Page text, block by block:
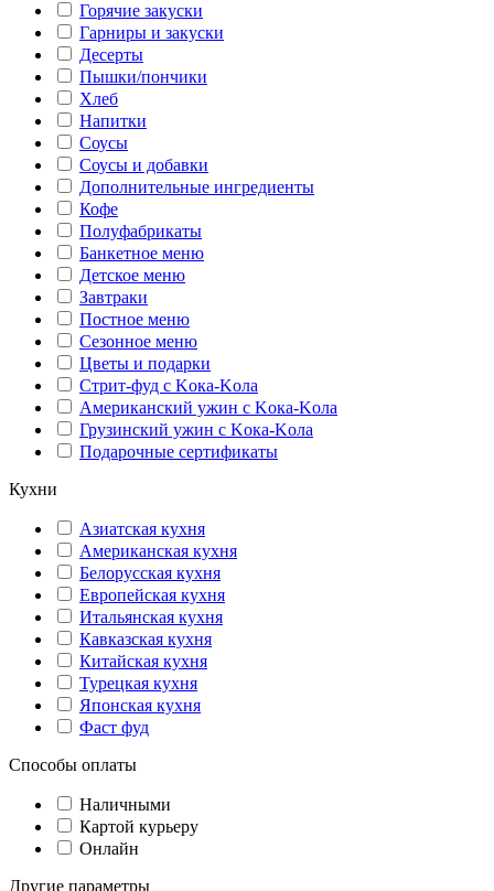
Горячие закуски
Гарниры и закуски
Десерты
Пышки/пончики
Хлеб
Напитки
Соусы
Соусы и добавки
Дополнительные ингредиенты
Кофе
Полуфабрикаты
Банкетное меню
Детское меню
Завтраки
Постное меню
Сезонное меню
Цветы и подарки
Стрит-фуд с Kока-Kола
Американский ужин с Kока-Kола
Грузинский ужин с Kока-Kола
Подарочные сертификаты
Кухни
Азиатская кухня
Американская кухня
Белорусская кухня
Европейская кухня
Итальянская кухня
Кавказская кухня
Китайская кухня
Турецкая кухня
Японская кухня
Фаст фуд
Способы оплаты
Наличными
Картой курьеру
Онлайн
Другие параметры